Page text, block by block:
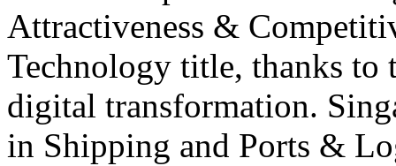
Attractiveness &
Technology title, thanks to
digital transformation.
in Shipping and Ports &